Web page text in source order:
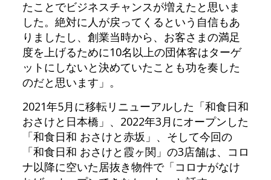
たことでビジネスチャンスが増えたと思いま
した。絶対に人が戻ってくるという自信もあ
りましたし、創業当時から、お客さまの満足
度を上げるために10名以上の団体客はターゲ
ットにしないと決めていたことも功を奏した
のだと思います」。
2021年5月に移転リニューアルした「和食日和
おさけと日本橋」、2022年3月にオープンした
「和食日和 おさけと赤坂」、そして今回の
「和食日和 おさけと霞ヶ関」の3店舗は、コロ
ナ以降に空いた居抜き物件で「コロナがなけ